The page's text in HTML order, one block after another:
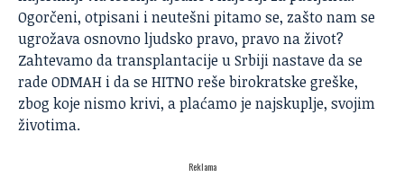
Ogorčeni, otpisani i neutešni pitamo se, zašto nam se
ugrožava osnovno ljudsko pravo, pravo na život?
Zahtevamo da transplantacije u Srbiji nastave da se
rade ODMAH i da se HITNO reše birokratske greške,
zbog koje nismo krivi, a plaćamo je najskuplje, svojim
životima.
Reklama